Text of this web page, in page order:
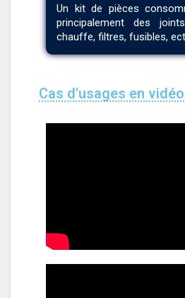
Un kit de pièces
principalement des
chauffe, filtres, fusibles,
Cas d'usages en